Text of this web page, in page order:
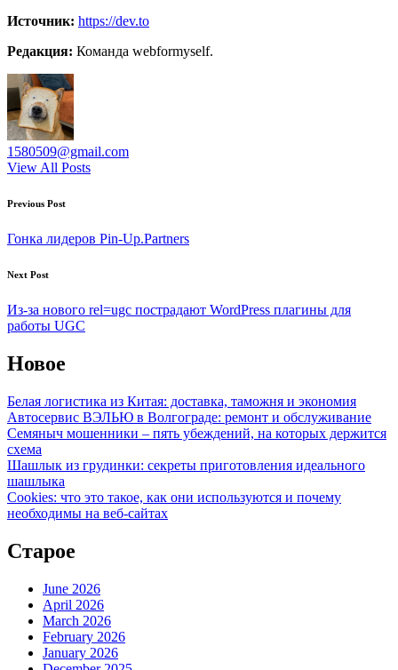
Источник: https://dev.to
Редакция: Команда webformyself.
1580509@gmail.com
View All Posts
Post
navigation
Previous Post
Гонка лидеров Pin-Up.Partners
Next Post
Из-за нового rel=ugc пострадают WordPress плагины для
работы UGC
Новое
Белая логистика из Китая: доставка, таможня и экономия
Автосервис ВЭЛЬЮ в Волгограде: ремонт и обслуживание
Семяныч мошенники – пять убеждений, на которых держится
схема
Шашлык из грудинки: секреты приготовления идеального
шашлыка
Cookies: что это такое, как они используются и почему
необходимы на веб-сайтах
Старое
June 2026
April 2026
March 2026
February 2026
January 2026